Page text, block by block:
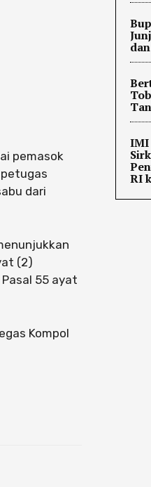
pemasok
dari
(2)
55 ayat
Kompol
IMI
RI